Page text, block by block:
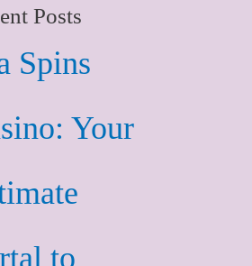
Posts
Spins
Your
to